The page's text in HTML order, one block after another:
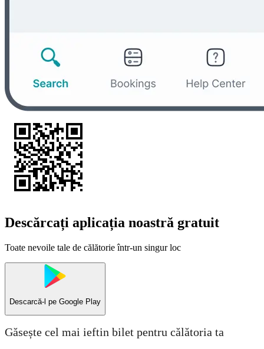
Descărcați aplicația noastră gratuit
Toate nevoile tale de călătorie într-un singur loc
Descarcă-l pe Google Play
Găsește cel mai ieftin bilet pentru călătoria ta